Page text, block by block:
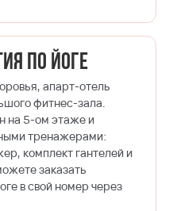
по йоге
апарт-отель
фитнес-зала.
на 5-ом этаже и
тренажерами:
комплект гантелей и
заказать
в свой номер через